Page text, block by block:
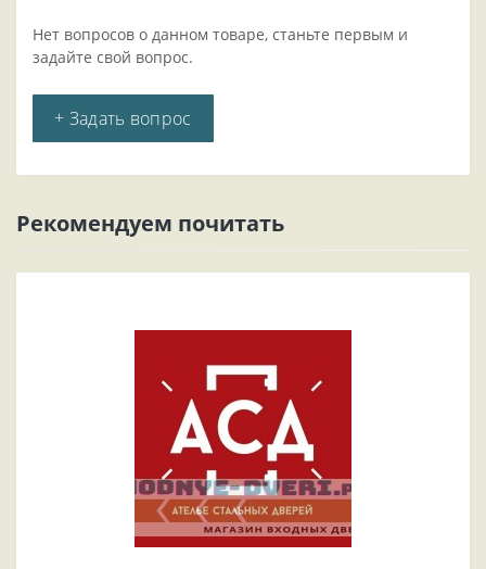
Нет вопросов о данном товаре, станьте первым и
задайте свой вопрос.
+ Задать вопрос
Рекомендуем почитать